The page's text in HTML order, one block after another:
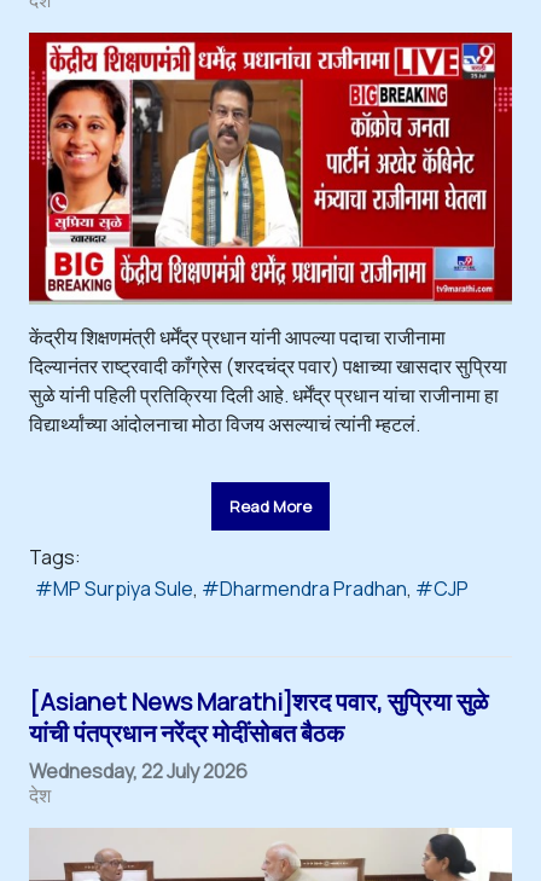
केंद्रीय शिक्षणमंत्री धर्मेंद्र प्रधान यांनी आपल्या पदाचा राजीनामा
दिल्यानंतर राष्ट्रवादी काँग्रेस (शरदचंद्र पवार) पक्षाच्या खासदार सुप्रिया
सुळे यांनी पहिली प्रतिक्रिया दिली आहे. धर्मेंद्र प्रधान यांचा राजीनामा हा
विद्यार्थ्यांच्या आंदोलनाचा मोठा विजय असल्याचं त्यांनी म्हटलं.
Read More
Tags:
MP Surpiya Sule
Dharmendra Pradhan CJP
[Asianet News Marathi]शरद पवार, सुप्रिया सुळे
यांची पंतप्रधान नरेंद्र मोदींसोबत बैठक
Wednesday, 22 July 2026
देश